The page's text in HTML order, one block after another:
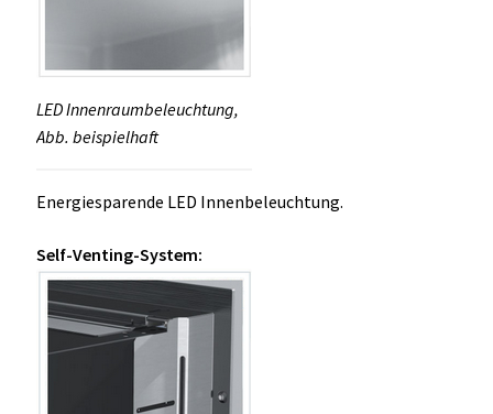
LED Innenraumbeleuchtung,
Abb. beispielhaft
Energiesparende LED Innenbeleuchtung.
Self-Venting-System: